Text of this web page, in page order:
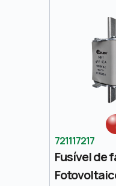
721117217
Fusível de